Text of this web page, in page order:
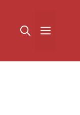
القائمة